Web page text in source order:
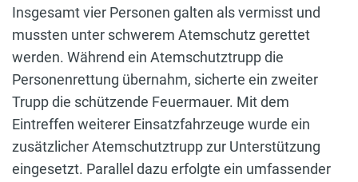
Insgesamt vier Personen galten als vermisst und
mussten unter schwerem Atemschutz gerettet
werden. Während ein Atemschutztrupp die
Personenrettung übernahm, sicherte ein zweiter
Trupp die schützende Feuermauer. Mit dem
Eintreffen weiterer Einsatzfahrzeuge wurde ein
zusätzlicher Atemschutztrupp zur Unterstützung
eingesetzt. Parallel dazu erfolgte ein umfassender